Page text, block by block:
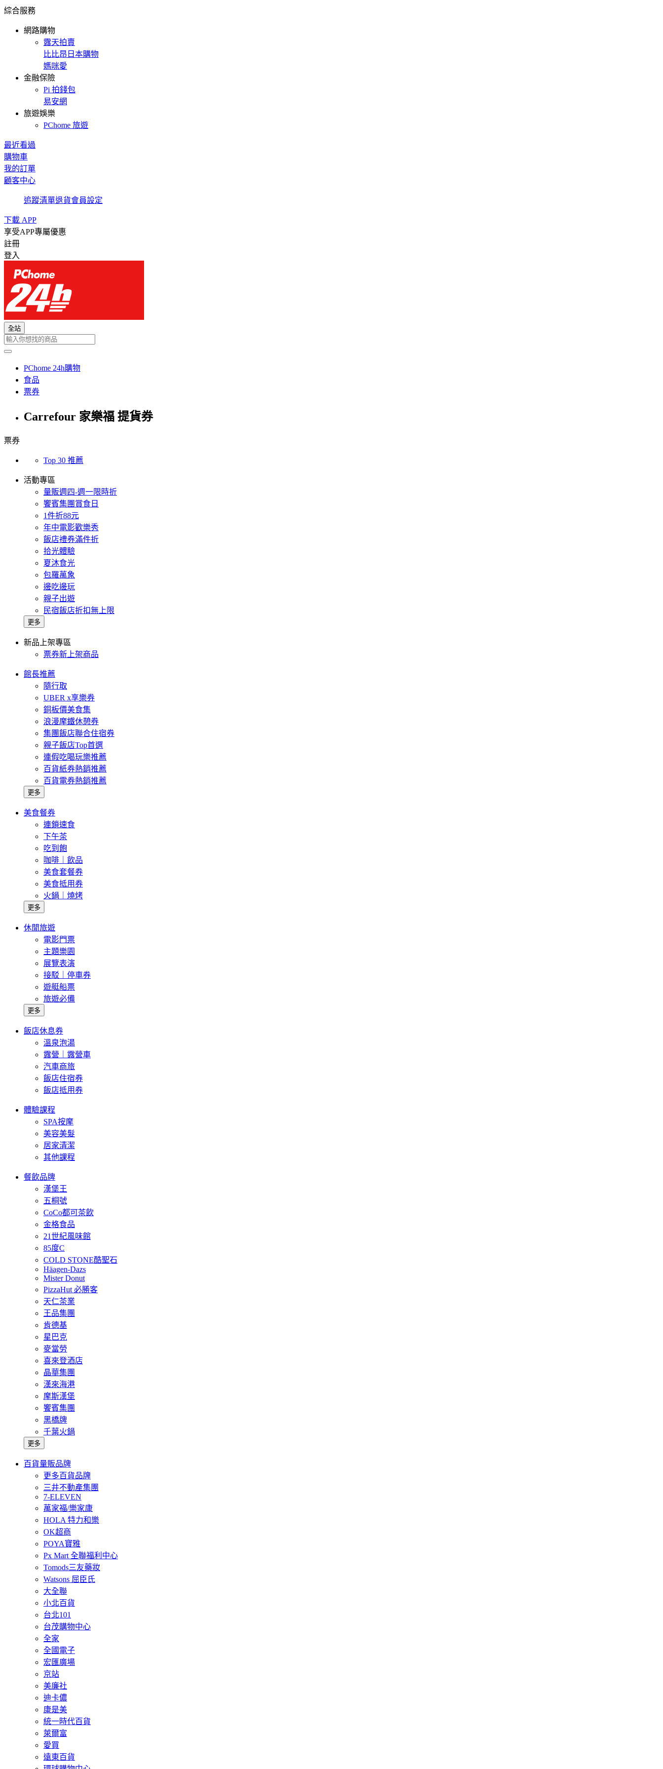
綜合服務
網路購物
露天拍賣
比比昂日本購物
媽咪愛
金融保險
Pi 拍錢包
易安網
旅遊娛樂
PChome 旅遊
最近看過
購物車
我的訂單
顧客中心
追蹤清單退貨會員設定
下載 APP
享受APP專屬優惠
註冊
登入
全站
PChome 24h購物
食品
票券
Carrefour 家樂福 提貨券
票券
Top 30 推薦
活動專區
量販週四-週一限時折
饗賓集團賞食日
1件折88元
年中電影歡樂秀
飯店禮券滿件折
拾光體驗
夏沐食光
包羅萬象
邊吃邊玩
親子出遊
民宿飯店折扣無上限
更多
新品上架專區
票券新上架商品
館長推薦
隨行取
UBER x享樂券
銅板價美食集
浪漫摩鐵休憩券
集團飯店聯合住宿券
親子飯店Top首選
連假吃喝玩樂推薦
百貨紙券熱銷推薦
百貨電券熱銷推薦
更多
美食餐券
連鎖速食
下午茶
吃到飽
咖啡｜飲品
美食套餐券
美食抵用券
火鍋｜燒烤
更多
休閒旅遊
電影門票
主題樂園
展覽表演
接駁｜停車券
遊艇船票
旅遊必備
更多
飯店休息券
溫泉泡湯
露營｜露營車
汽車商旅
飯店住宿券
飯店抵用券
體驗課程
SPA按摩
美容美髮
居家清潔
其他課程
餐飲品牌
漢堡王
五桐號
CoCo都可茶飲
金格食品
21世紀風味館
85度C
COLD STONE酷聖石
Häagen-Dazs
Mister Donut
PizzaHut 必勝客
天仁茶業
王品集團
肯德基
星巴克
麥當勞
喜來登酒店
晶華集團
漢來海港
摩斯漢堡
饗賓集團
黑橋牌
千葉火鍋
更多
百貨量販品牌
更多百貨品牌
三井不動產集團
7-ELEVEN
萬家福/樂家康
HOLA 特力和樂
OK超商
POYA寶雅
Px Mart 全聯福利中心
Tomods三友藥妝
Watsons 屈臣氏
大全聯
小北百貨
台北101
台茂購物中心
全家
全國電子
宏匯廣場
京站
美廉社
迪卡儂
康是美
統一時代百貨
萊爾富
愛買
遠東百貨